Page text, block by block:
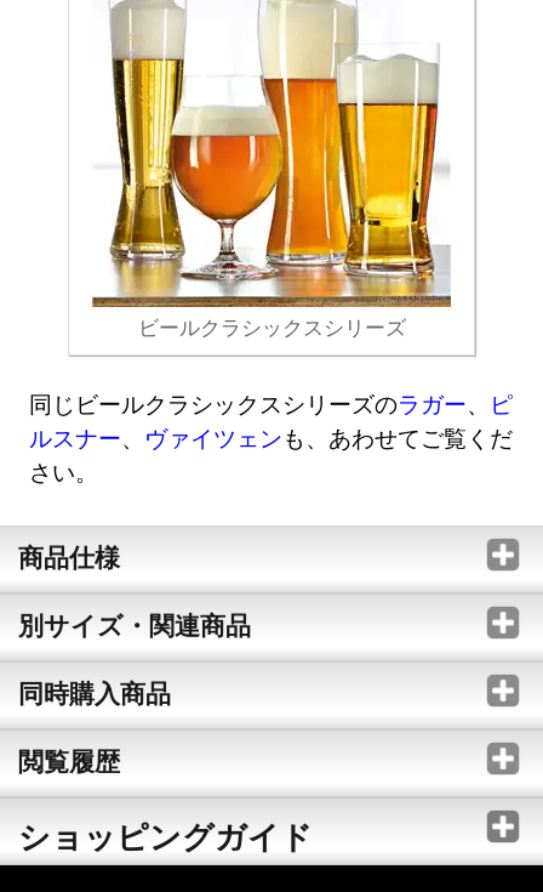
ビールクラシックスシリーズ
同じビールクラシックスシリーズのラガー、
ピ
ルスナー、 ヴァイツェンも、あわせてご覧くだ
さい。
商品仕様
別サイズ・関連商品
同時購入商品
閲覧履歴
ショッピングガイド